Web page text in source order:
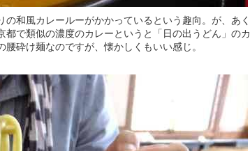
和風カレールーがかかっているという趣向。が、あく
で類似の濃度のカレーというと「日の出うどん」のカ
砕け麺なのですが、懐かしくもいい感じ。